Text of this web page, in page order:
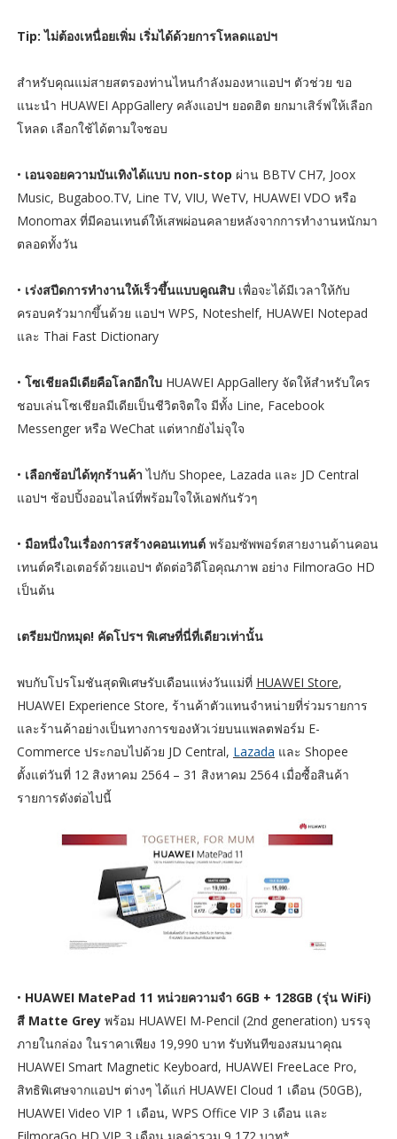
Tip: ไม่ต้องเหนื่อยเพิ่ม เริ่มได้ด้วยการโหลดแอปฯ
สำหรับคุณแม่สายสตรองท่านไหนกำลังมองหาแอปฯ ตัวช่วย ขอ
แนะนำ HUAWEI AppGallery คลังแอปฯ ยอดฮิต ยกมาเสิร์ฟให้เลือก
โหลด เลือกใช้ได้ตามใจชอบ
• เอนจอยความบันเทิงได้แบบ non-stop ผ่าน BBTV CH7, Joox
Music, Bugaboo.TV, Line TV, VIU, WeTV, HUAWEI VDO หรือ
Monomax ที่มีคอนเทนต์ให้เสพผ่อนคลายหลังจากการทำงานหนักมา
ตลอดทั้งวัน
• เร่งสปีดการทำงานให้เร็วขึ้นแบบคูณสิบเพื่อจะได้มีเวลาให้กับ
ครอบครัวมากขึ้นด้วย แอปฯ WPS, Noteshelf, HUAWEI Notepad
และ Thai Fast Dictionary
• โซเชียลมีเดียคือโลกอีกใบHUAWEI AppGallery จัดให้สำหรับใคร
ชอบเล่นโซเชียลมีเดียเป็นชีวิตจิตใจ มีทั้ง Line, Facebook
Messenger หรือ WeChat แต่หากยังไม่จุใจ
• เลือกช้อปได้ทุกร้านค้า ไปกับ Shopee, Lazada และ JD Central
แอปฯ ช้อปปิ้งออนไลน์ที่พร้อมใจให้เอฟกันรัวๆ
• มือหนึ่งในเรื่องการสร้างคอนเทนต์พร้อมซัพพอร์ตสายงานด้านคอน
เทนต์ครีเอเตอร์ด้วยแอปฯ ตัดต่อวิดีโอคุณภาพ อย่าง FilmoraGo HD
เป็นต้น
เตรียมปักหมุด! คัดโปรฯ พิเศษที่นี่ที่เดียวเท่านั้น
พบกับโปรโมชันสุดพิเศษรับเดือนแห่งวันแม่ที่ HUAWEI Store,
HUAWEI Experience Store, ร้านค้าตัวแทนจำหน่ายที่ร่วมรายการ
และร้านค้าอย่างเป็นทางการของหัวเว่ยบนแพลตฟอร์ม E-
Commerce ประกอบไปด้วย JD Central, Lazada และ Shopee
ตั้งแต่วันที่ 12 สิงหาคม 2564 – 31 สิงหาคม 2564 เมื่อซื้อสินค้า
รายการดังต่อไปนี้
• HUAWEI MatePad 11 หน่วยความจำ 6GB + 128GB (รุ่น WiFi)
สี Matte Greyพร้อม HUAWEI M-Pencil (2nd generation) บรรจุ
ภายในกล่อง ในราคาเพียง 19,990 บาท รับทันทีของสมนาคุณ
HUAWEI Smart Magnetic Keyboard, HUAWEI FreeLace Pro,
สิทธิพิเศษจากแอปฯ ต่างๆ ได้แก่ HUAWEI Cloud 1 เดือน (50GB),
HUAWEI Video VIP 1 เดือน, WPS Office VIP 3 เดือน และ